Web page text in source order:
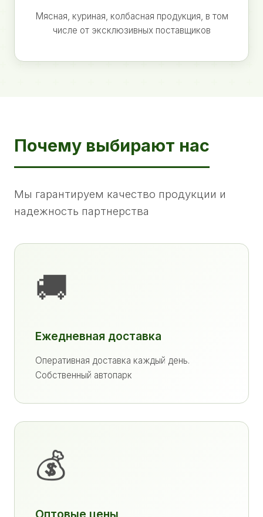
Мясная, куриная, колбасная продукция, в том
числе от эксклюзивных поставщиков
Почему выбирают нас
Мы гарантируем качество продукции и
надежность партнерства
🚚
Ежедневная доставка
Оперативная доставка каждый день.
Собственный автопарк
💰
Оптовые цены